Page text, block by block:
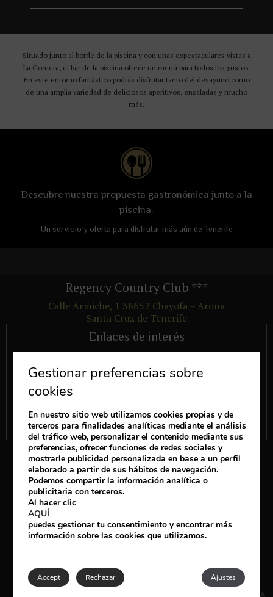
Situado junto al borde de la piscina y con unas espectaculares vistas a
La Gomera, el bar de la piscina ofrece un menú para todos los gustos.
En este entorno fantástico podrás disfrutar tanto del desayuno como
de una amplia variedad de deliciosos aperitivos, ensaladas y mucho
más.
Descubre nuestra propuesta gastronómica junto a la
piscina.
Un servicio y oferta para disfrutar más aún de Tenerife
Regency Country Club ***
Calle Armiche, 1 38652 Chayofa – Arona
Santa Cruz de Tenerife
Enlaces de interés
INSTALACIONES
VENTAJAS
VER COMENTARIOS DE OTROS HUÉSPEDES
Síguenos
booking@regencycountryclub.com
VER/CANCELAR RESERVA
MIRAI
Gestionar preferencias sobre
cookies
En nuestro sitio web utilizamos cookies propias y de
terceros para finalidades analíticas mediante el análisis
del tráfico web, personalizar el contenido mediante sus
preferencias, ofrecer funciones de redes sociales y
mostrarle publicidad personalizada en base a un perfil
elaborado a partir de sus hábitos de navegación.
Podemos compartir la información analítica o
publicitaria con terceros.
Al hacer clic
AQUÍ
puedes gestionar tu consentimiento y encontrar más
información sobre las cookies que utilizamos.
Accept Ajustes
Rechazar